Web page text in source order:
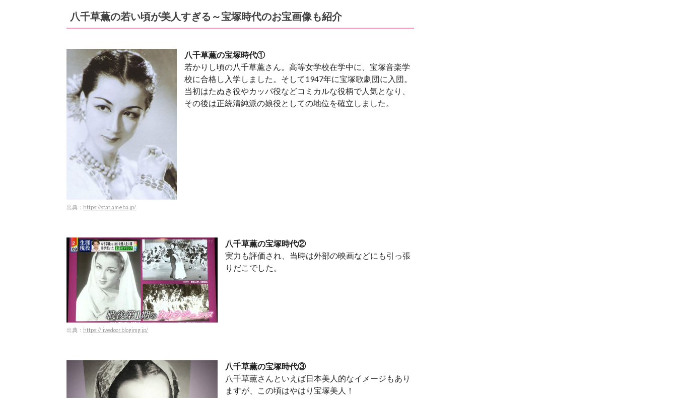
八千草薫の若い頃が美人すぎる～宝塚時代のお宝画像も紹介
出典： https://stat.ameba.jp/
八千草薫の宝塚時代①
若かりし頃の八千草薫さん。高等女学校在学中に、宝塚音楽学
校に合格し入学しました。そして1947年に宝塚歌劇団に入団。
当初はたぬき役やカッパ役などコミカルな役柄で人気となり、
その後は正統清純派の娘役としての地位を確立しました。
出典： https://livedoor.blogimg.jp/
八千草薫の宝塚時代②
実力も評価され、当時は外部の映画などにも引っ張
りだこでした。
八千草薫の宝塚時代③
八千草薫さんといえば日本美人的なイメージもあり
ますが、この頃はやはり宝塚美人！